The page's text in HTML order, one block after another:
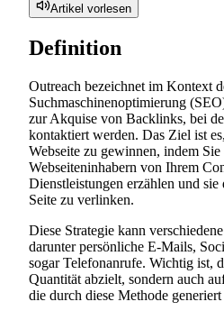
Artikel vorlesen
Definition
Outreach bezeichnet im Kontext
Suchmaschinenoptimierung
zur Akquise von Backlinks, bei
kontaktiert werden. Das Ziel ist
Webseite zu gewinnen, indem Sie
Webseiteninhabern von Ihrem
Dienstleistungen erzählen und
Seite zu verlinken.
Diese Strategie kann
darunter persönliche E-Mails,
sogar Telefonanrufe. Wichtig ist,
Quantität abzielt, sondern auch
die durch diese Methode